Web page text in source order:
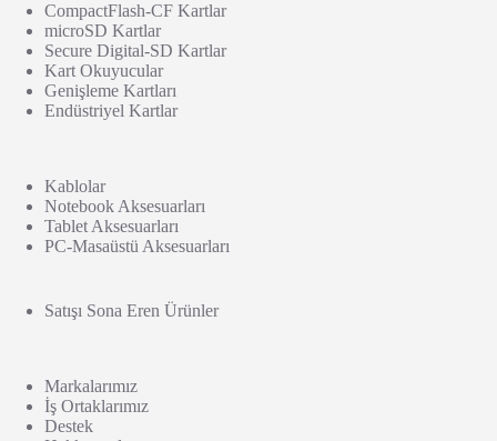
CompactFlash-CF Kartlar
microSD Kartlar
Secure Digital-SD Kartlar
Kart Okuyucular
Genişleme Kartları
Endüstriyel Kartlar
Kablolar
Notebook Aksesuarları
Tablet Aksesuarları
PC-Masaüstü Aksesuarları
Satışı Sona Eren Ürünler
Markalarımız
İş Ortaklarımız
Destek